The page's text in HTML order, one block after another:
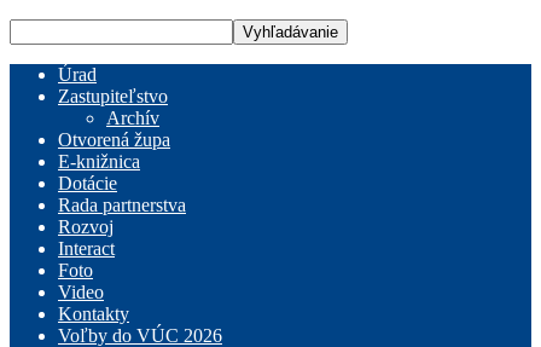
Úrad
Zastupiteľstvo
Archív
Otvorená župa
E-knižnica
Dotácie
Rada partnerstva
Rozvoj
Interact
Foto
Video
Kontakty
Voľby do VÚC 2026